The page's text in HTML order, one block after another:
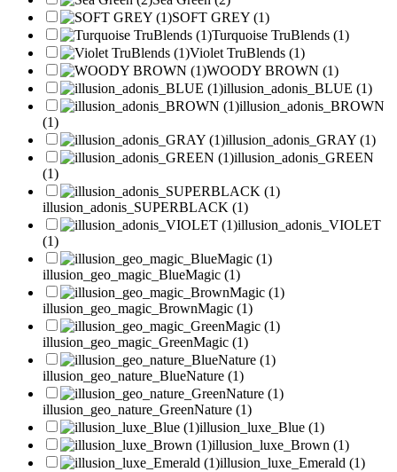
SOFT GREY (1)
Turquoise TruBlends (1)
Violet TruBlends (1)
WOODY BROWN (1)
illusion_adonis_BLUE (1)
illusion_adonis_BROWN
(1)
illusion_adonis_GRAY (1)
illusion_adonis_GREEN
(1)
illusion_adonis_SUPERBLACK (1)
illusion_adonis_VIOLET
(1)
illusion_geo_magic_BlueMagic (1)
illusion_geo_magic_BrownMagic (1)
illusion_geo_magic_GreenMagic (1)
illusion_geo_nature_BlueNature (1)
illusion_geo_nature_GreenNature (1)
illusion_luxe_Blue (1)
illusion_luxe_Brown (1)
illusion_luxe_Emerald (1)